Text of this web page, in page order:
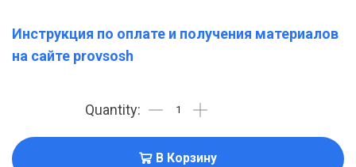
Инструкция по оплате и получения материалов
на сайте provsosh
В Корзину